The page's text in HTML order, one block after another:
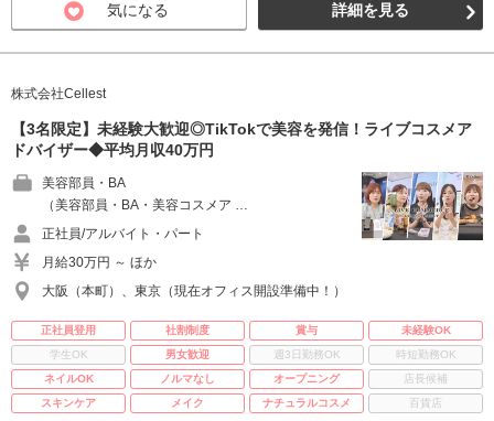
気になる 詳細を見る
株式会社Cellest
【3名限定】未経験大歓迎◎TikTokで美容を発信！ライブコスメア
ドバイザー◆平均月収40万円
美容部員・BA
（美容部員・BA・美容コスメア …
正社員/アルバイト・パート
月給30万円 ～ ほか
大阪（本町）、東京（現在オフィス開設準備中！）
正社員登用 社割制度 賞与
未経験OK
学生OK
男女歓迎 週3日勤務OK
時短勤務OK
ネイルOK
ノルマなし オープニング
店長候補
スキンケア
メイク ナチュラルコスメ 百貨店